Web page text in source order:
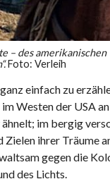
– des
Foto: Verleih
einfach zu
Westen der USA
im bergig
Zielen ihrer Träume
gegen die
des Lichts.